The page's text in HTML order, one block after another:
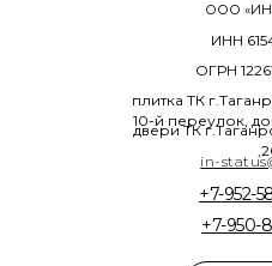
+7-950-
+7-952-
ООО
плитка ТК
10-й переулок,
двери ТК
ОГРН
ИНН
in-